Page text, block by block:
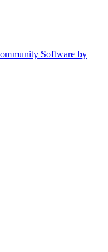
Software by